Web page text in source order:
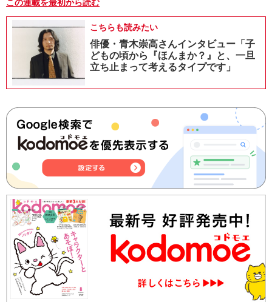
この連載を最初から読む
こちらも読みたい
俳優・青木崇高さんインタビュー「子
どもの頃から『ほんまか？』と、一旦
立ち止まって考えるタイプです」